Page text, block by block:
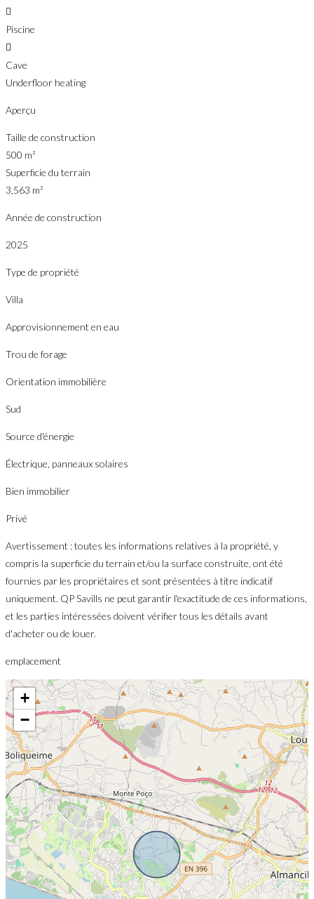
Piscine
Cave
Underfloor heating
Aperçu
Taille de construction
500 m²
Superficie du terrain
3,563 m²
Année de construction
2025
Type de propriété
Villa
Approvisionnement en eau
Trou de forage
Orientation immobilière
Sud
Source d'énergie
Électrique, panneaux solaires
Bien immobilier
Privé
Avertissement : toutes les informations relatives à la propriété, y
compris la superficie du terrain et/ou la surface construite, ont été
fournies par les propriétaires et sont présentées à titre indicatif
uniquement. QP Savills ne peut garantir l'exactitude de ces informations,
et les parties intéressées doivent vérifier tous les détails avant
d'acheter ou de louer.
emplacement
+
−